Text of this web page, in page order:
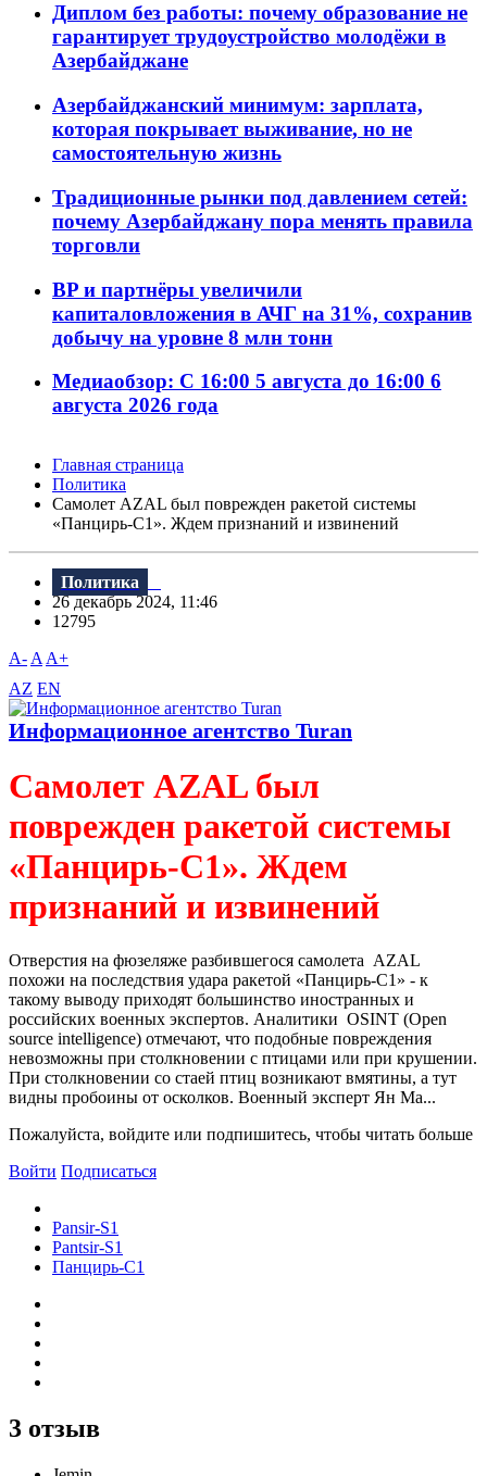
Диплом без работы: почему образование не
гарантирует трудоустройство молодёжи в
Азербайджане
Азербайджанский минимум: зарплата,
которая покрывает выживание, но не
самостоятельную жизнь
Традиционные рынки под давлением сетей:
почему Азербайджану пора менять правила
торговли
BP и партнёры увеличили
капиталовложения в АЧГ на 31%, сохранив
добычу на уровне 8 млн тонн
Медиаобзор: С 16:00 5 августа до 16:00 6
августа 2026 года
Главная страница
Политика
Самолет AZAL был поврежден ракетой системы
«Панцирь-С1». Ждем признаний и извинений
Политика
26 декабрь 2024, 11:46
12795
A- A A+
AZ EN
Информационное агентство Turan
Самолет AZAL был
поврежден ракетой системы
«Панцирь-С1». Ждем
признаний и извинений
Отверстия на фюзеляже разбившегося самолета AZAL
похожи на последствия удара ракетой «Панцирь-С1» - к
такому выводу приходят большинство иностранных и
российских военных экспертов. Аналитики OSINT (Open
source intelligence) отмечают, что подобные повреждения
невозможны при столкновении с птицами или при крушении.
При столкновении со стаей птиц возникают вмятины, а тут
видны пробоины от осколков. Военный эксперт Ян Ма...
Пожалуйста, войдите или подпишитесь, чтобы читать больше
Войти Подписаться
Pansir-S1
Pantsir-S1
Панцирь-С1
3 отзыв